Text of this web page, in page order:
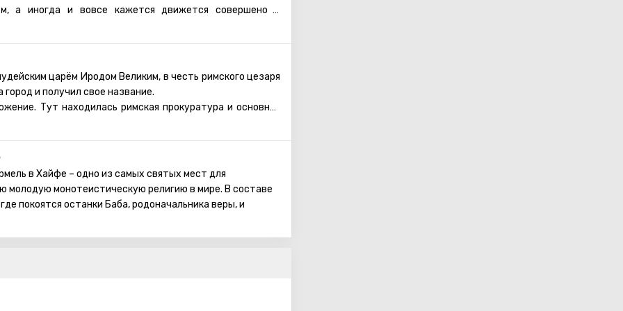
а иногда и вовсе кажется движется совершено в
прошлого и настоящего смешались здесь
крестоносцев, и турецкие бани (хамамы), и мечети и
при крестоносцах. И среди всего исторического
что-то одно. Город хранит в себе тайну тамплиеров,
короля Ричарда Львиное Сердце и несмотря на
завоевателей, Акко уже на протяжении более пяти
царём Иродом Великим, в честь римского цезаря
и получил свое название.
Тут находилась римская прокуратура и основная
и руинами. Артефакты, найденные при
прикоснуться к тайнам «богатой» жизни римской
Пилата?
в Хайфе – одно из самых святых мест для
молодую монотеистическую религию в мире. В составе
покоятся останки Баба, родоначальника веры, и